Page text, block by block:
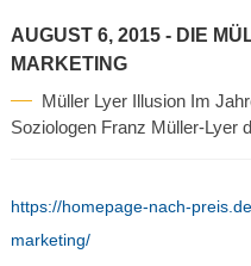
AUGUST 6, 2015 - DIE
MARKETING
Müller Lyer Illusion Im
Soziologen Franz Müller-Lyer
https://homepage-nach-
marketing/